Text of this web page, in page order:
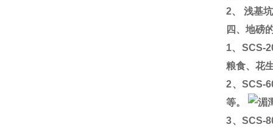
2、 浅基
四、地磅
1、 SCS-
粮食、花
2、SCS-
等。
3、SCS-